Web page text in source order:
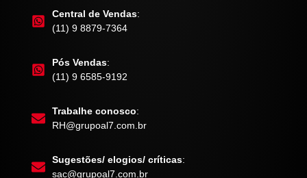
Central de Vendas:
(11) 9 8879-7364
Pós Vendas:
(11) 9 6585-9192
Trabalhe conosco:
RH@grupoal7.com.br
Sugestões/ elogios/ críticas:
sac@grupoal7.com.br